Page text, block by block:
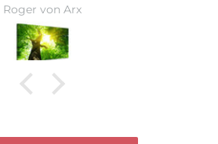
Daniel Guarda